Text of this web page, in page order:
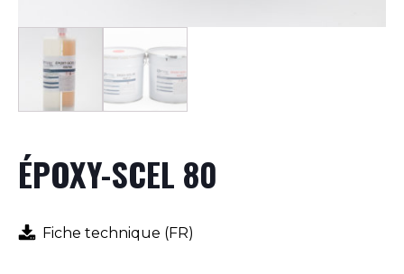
ÉPOXY-SCEL 80
Fiche technique (FR)